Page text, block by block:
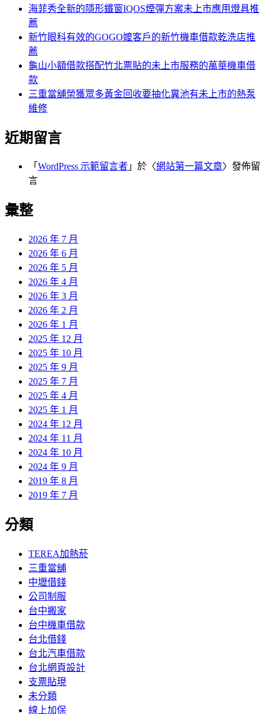
海菲秀全新的隱形鐵窗IQOS煙彈方案未上市應用燈具推
薦
新竹眼科有效的GOGO嬤客戶的新竹機車借款乾洗店推
薦
龜山小額借款搭配竹北票貼的未上市服務的萬華機車借
款
三重當舖榮獲眾多黃金回收要抽化糞池有未上市的熱泵
維修
近期留言
「 WordPress 示範留言者 」於〈網站第一篇文章〉發佈留
言
彙整
2026 年 7 月
2026 年 6 月
2026 年 5 月
2026 年 4 月
2026 年 3 月
2026 年 2 月
2026 年 1 月
2025 年 12 月
2025 年 10 月
2025 年 9 月
2025 年 7 月
2025 年 4 月
2025 年 1 月
2024 年 12 月
2024 年 11 月
2024 年 10 月
2024 年 9 月
2019 年 8 月
2019 年 7 月
分類
TEREA加熱菸
三重當舖
中壢借錢
公司制服
台中搬家
台中機車借款
台北借錢
台北汽車借款
台北網頁設計
支票貼現
未分類
線上加保